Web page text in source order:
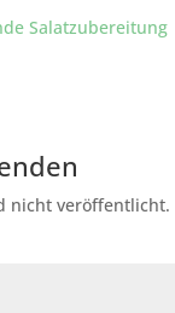
nicht veröffentlicht.